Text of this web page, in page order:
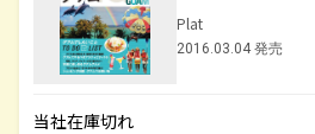
Plat
2016.03.04 発売
当社在庫切れ